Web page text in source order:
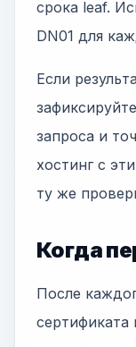
срока leaf.
DN01 для
Если
запроса и
хостинг с
ту же
Когда
После